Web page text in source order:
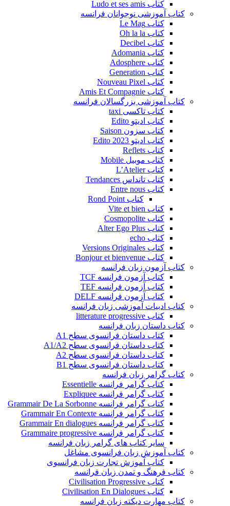
کتاب Ludo et ses amis
کتاب آموزشی نوجوانان فرانسه
کتاب Le Mag
کتاب Oh la la
کتاب Decibel
کتاب Adomania
کتاب Adosphere
کتاب Generation
کتاب Nouveau Pixel
کتاب Amis Et Compagnie
کتاب آموزشی بزرگسالان فرانسه
کتاب تاکسی taxi
کتاب ادیتو Edito
کتاب سزون Saison
کتاب ادیتو Edito 2023
کتاب Reflets
کتاب موبیل Mobile
کتاب L’Atelier
کتاب تانداس Tendances
کتاب Entre nous
کتاب Rond Point
کتاب Vite et bien
کتاب Cosmopolite
کتاب Alter Ego Plus
کتاب echo
کتاب Versions Originales
کتاب Bonjour et bienvenue
کتاب آزمون زبان فرانسه
کتاب آزمون فرانسه TCF
کتاب آزمون فرانسه TEF
کتاب آزمون فرانسه DELF
کتاب ادبیات آموزشی زبان فرانسه
کتاب litterature progressive
کتاب داستان زبان فرانسه
کتاب داستان فرانسوی سطح A1
کتاب داستان فرانسوی سطح A1/A2
کتاب داستان فرانسوی سطح A2
کتاب داستان فرانسوی سطح B1
کتاب گرامر زبان فرانسه
کتاب گرامر فرانسه Essentielle
کتاب گرامر فرانسه Expliquee
کتاب گرامر فرانسه Grammair De La Sorbonne
کتاب گرامر فرانسه Grammair En Contexte
کتاب گرامر فرانسه Grammair En dialogues
کتاب گرامر فرانسه Grammaire progressive
سایر کتاب های گرامر زبان فرانسه
کتاب آموزش زبان فرانسوی مشاغل
کتاب آموزش تجارت زبان فرانسوی
کتاب فرهنگ و تمدن زبان فرانسه
کتاب Civilisation Progressive
کتاب Civilisation En Dialogues
کتاب مهارت دیکته زبان فرانسه